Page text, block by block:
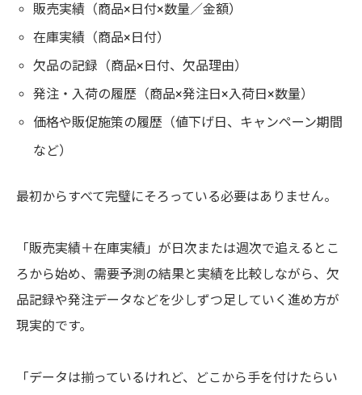
販売実績（商品×日付×数量／金額）
在庫実績（商品×日付）
欠品の記録（商品×日付、欠品理由）
発注・入荷の履歴（商品×発注日×入荷日×数量）
価格や販促施策の履歴（値下げ日、キャンペーン期間
など）
最初からすべて完璧にそろっている必要はありません。
「販売実績＋在庫実績」が日次または週次で追えるとこ
ろから始め、需要予測の結果と実績を比較しながら、欠
品記録や発注データなどを少しずつ足していく進め方が
現実的です。
「データは揃っているけれど、どこから手を付けたらい
需要予測とは
なぜ需要予測をすべき？4つの理由
需要予測に必要な2つのデータ
【ステップ3】需要予測のためのアプローチ検討